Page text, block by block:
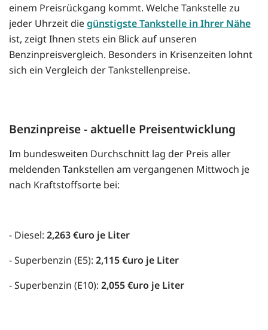
einem Preisrückgang kommt. Welche Tankstelle zu
jeder Uhrzeit diegünstigste Tankstelle in Ihrer Nähe
ist, zeigt Ihnen stets ein Blick auf unseren
Benzinpreisvergleich. Besonders in Krisenzeiten lohnt
sich ein Vergleich der Tankstellenpreise.
Benzinpreise - aktuelle Preisentwicklung
Im bundesweiten Durchschnitt lag der Preis aller
meldenden Tankstellen am vergangenen Mittwoch je
nach Kraftstoffsorte bei:
- Diesel: 2,263 €uro je Liter
- Superbenzin (E5): 2,115 €uro je Liter
- Superbenzin (E10): 2,055 €uro je Liter